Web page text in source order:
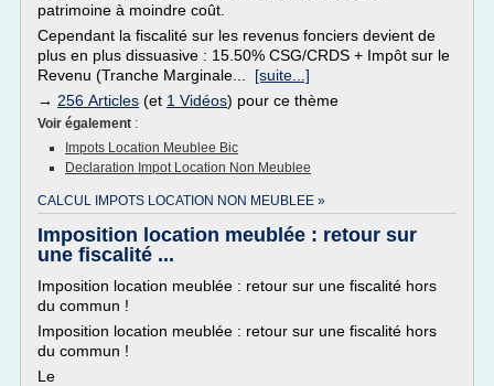
patrimoine à moindre coût.
Cependant la fiscalité sur les revenus fonciers devient de
plus en plus dissuasive : 15.50% CSG/CRDS + Impôt sur le
Revenu (Tranche Marginale... [suite...]
→ 256 Articles (et 1 Vidéos) pour ce thème
Voir également :
Impots Location Meublee Bic
Declaration Impot Location Non Meublee
CALCUL IMPOTS LOCATION NON MEUBLEE »
Imposition location meublée : retour sur
une fiscalité ...
Imposition location meublée : retour sur une fiscalité hors
du commun !
Imposition location meublée : retour sur une fiscalité hors
du commun !
Le